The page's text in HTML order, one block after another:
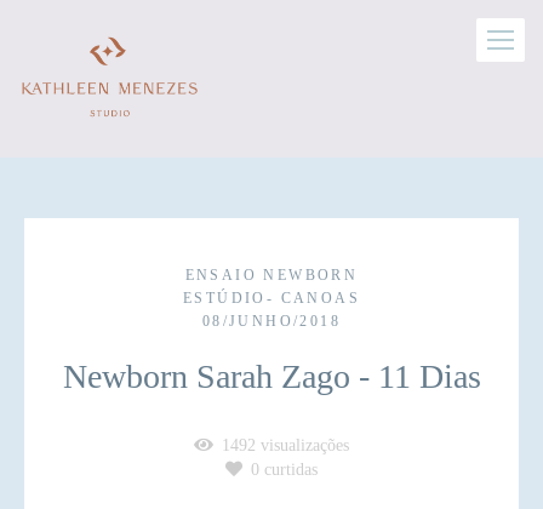
ENSAIO NEWBORN
ESTÚDIO- CANOAS
08/JUNHO/2018
Newborn Sarah Zago - 11 Dias
1492 visualizações
0 curtidas